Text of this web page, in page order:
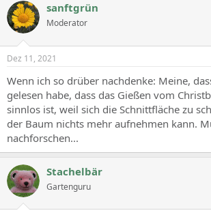
sanftgrün
Moderator
Dez 11, 2021
Wenn ich so drüber nachdenke: Meine,
gelesen habe, dass das Gießen vom
sinnlos ist, weil sich die Schnittfläche zu
der Baum nichts mehr aufnehmen kann.
nachforschen...
Stachelbär
Gartenguru